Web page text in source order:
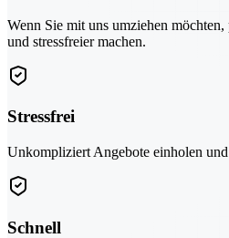
Wenn Sie mit uns umziehen
und stressfreier machen.
Stressfrei
Unkompliziert Angebote einholen
Schnell